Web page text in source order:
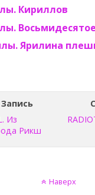
Кириллов
Ярилина
Из
Рикш
Наверх